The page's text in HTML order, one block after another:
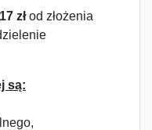
17 złod złożenia
są: